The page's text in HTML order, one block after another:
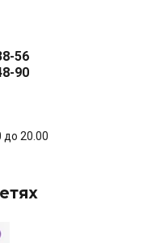
56
90
до 20.00